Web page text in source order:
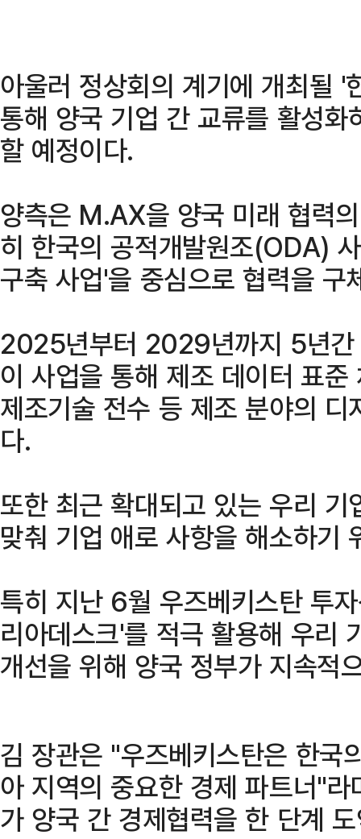
아울러 정상회의 계기에 개최될
통해 양국 기업 간 교류를 활성
할 예정이다.
양측은 M.AX을 양국 미래 협력
히 한국의 공적개발원조(ODA)
구축 사업'을 중심으로 협력을 구
2025년부터 2029년까지 5년간
이 사업을 통해 제조 데이터 표
제조기술 전수 등 제조 분야의
다.
또한 최근 확대되고 있는 우리
맞춰 기업 애로 사항을 해소하기
특히 지난 6월 우즈베키스탄 투
리아데스크'를 적극 활용해 우리
개선을 위해 양국 정부가 지속적
김 장관은 "우즈베키스탄은 한국
아 지역의 중요한 경제 파트너"
가 양국 간 경제협력을 한 단계